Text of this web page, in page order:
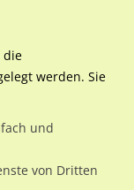
Str. geg. 74/
West
die
werden. Sie
und
von Dritten